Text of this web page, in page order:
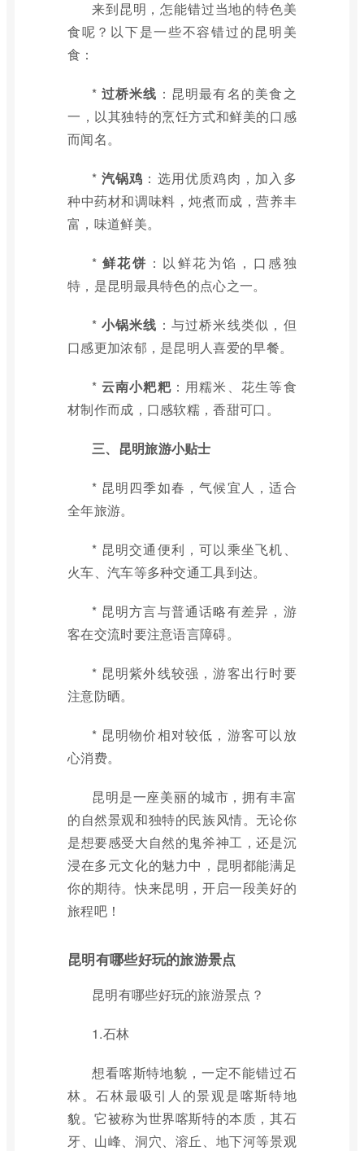
来到昆明，怎能错过当地的特色美
食呢？以下是一些不容错过的昆明美
食：
* 过桥米线 ：昆明最有名的美食之
一，以其独特的烹饪方式和鲜美的口感
而闻名。
* 汽锅鸡 ：选用优质鸡肉，加入多
种中药材和调味料，炖煮而成，营养丰
富，味道鲜美。
* 鲜花饼 ：以鲜花为馅，口感独
特，是昆明最具特色的点心之一。
* 小锅米线 ：与过桥米线类似，但
口感更加浓郁，是昆明人喜爱的早餐。
* 云南小粑粑：用糯米、花生等食
材制作而成，口感软糯，香甜可口。
三、昆明旅游小贴士
* 昆明四季如春，气候宜人，适合
全年旅游。
* 昆明交通便利，可以乘坐飞机、
火车、汽车等多种交通工具到达。
* 昆明方言与普通话略有差异，游
客在交流时要注意语言障碍。
* 昆明紫外线较强，游客出行时要
注意防晒。
* 昆明物价相对较低，游客可以放
心消费。
昆明是一座美丽的城市，拥有丰富
的自然景观和独特的民族风情。无论你
是想要感受大自然的鬼斧神工，还是沉
浸在多元文化的魅力中，昆明都能满足
你的期待。快来昆明，开启一段美好的
旅程吧！
昆明有哪些好玩的旅游景点
昆明有哪些好玩的旅游景点？
1.石林
想看喀斯特地貌，一定不能错过石
林。石林最吸引人的景观是喀斯特地
貌。它被称为世界喀斯特的本质，其石
牙、山峰、洞穴、溶丘、地下河等景观